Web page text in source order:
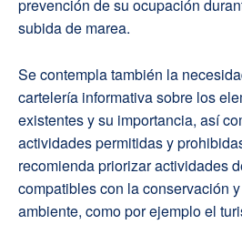
prevención de su ocupación
subida de marea.
Se contempla también la
cartelería informativa sobre los
existentes y su importancia, así
actividades permitidas y
recomienda priorizar actividades
compatibles con la conservación
ambiente, como por ejemplo el